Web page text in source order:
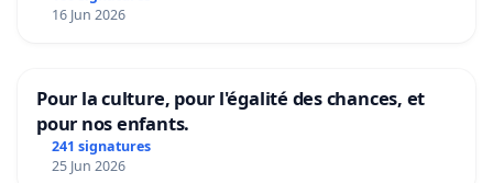
16 Jun 2026
Pour la culture, pour l'égalité des chances, et
pour nos enfants.
241 signatures
25 Jun 2026